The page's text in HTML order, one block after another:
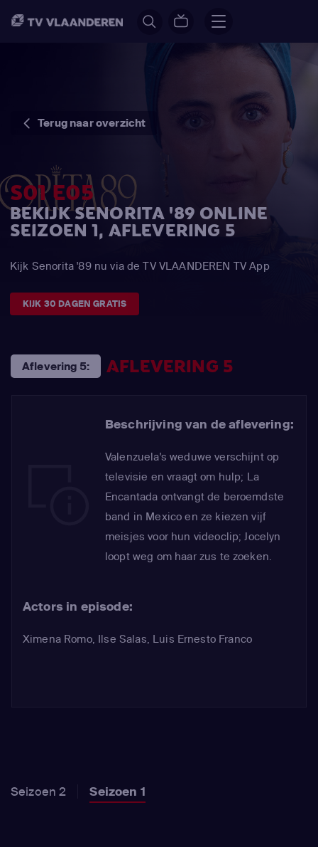
Terug naar overzicht
S01 E05
BEKIJK SENORITA '89 ONLINE
SEIZOEN 1, AFLEVERING 5
Kijk Senorita '89 nu via de TV VLAANDEREN TV App
KIJK 30 DAGEN GRATIS
Aflevering 5: AFLEVERING 5
Beschrijving van de aflevering:
Valenzuela's weduwe verschijnt op
televisie en vraagt om hulp; La
Encantada ontvangt de beroemdste
band in Mexico en ze kiezen vijf
meisjes voor hun videoclip; Jocelyn
loopt weg om haar zus te zoeken.
Actors in episode:
Ximena Romo, Ilse Salas, Luis Ernesto Franco
Seizoen 2 Seizoen 1